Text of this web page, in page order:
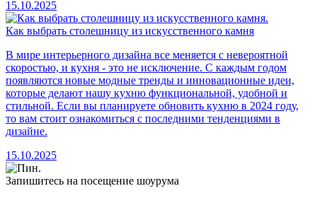
15.10.2025
Как выбрать столешницу из искусственного камня
В мире интерьерного дизайна все меняется с невероятной
скоростью, и кухня - это не исключение. С каждым годом
появляются новые модные тренды и инновационные идеи,
которые делают нашу кухню функциональной, удобной и
стильной. Если вы планируете обновить кухню в 2024 году,
то вам стоит ознакомиться с последними тенденциями в
дизайне.
15.10.2025
Запишитесь на посещение шоурума